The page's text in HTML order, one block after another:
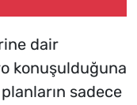
dair
konuşulduğuna
sadece